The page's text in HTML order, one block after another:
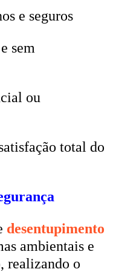
e seguros
sem
ou
total do
desentupimento
ambientais e
realizando o